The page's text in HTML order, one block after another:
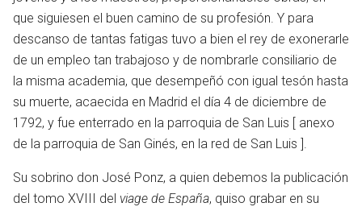
que siguiesen el buen camino de su profesión. Y para
descanso de tantas fatigas tuvo a bien el rey de exonerarle
de un empleo tan trabajoso y de nombrarle consiliario de
la misma academia, que desempeñó con igual tesón hasta
su muerte, acaecida en Madrid el día 4 de diciembre de
1792, y fue enterrado en la parroquia de San Luis [ anexo
de la parroquia de San Ginés, en la red de San Luis ].
Su sobrino don José Ponz, a quien debemos la publicación
del tomo XVIII del viage de España, quiso grabar en su